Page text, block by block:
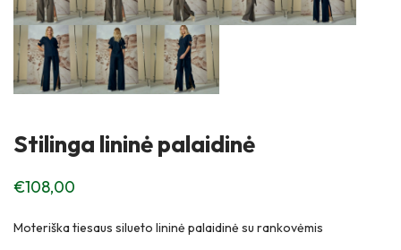
Stilinga lininė palaidinė
€108,00
Moteriška tiesaus silueto lininė palaidinė su rankovėmis